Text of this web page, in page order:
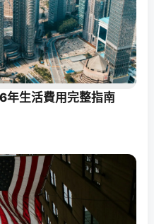
年生活費用完整指南